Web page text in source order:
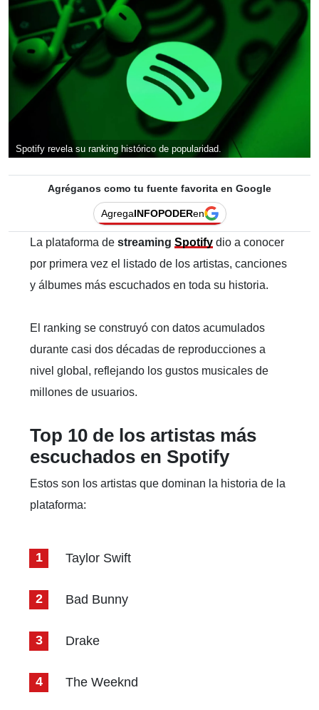
Spotify revela su ranking histórico de popularidad.
Agréganos como tu fuente favorita en Google
AgregaINFOPODERen
La plataforma de streaming Spotify dio a conocer
por primera vez el listado de los artistas, canciones
y álbumes más escuchados en toda su historia.
El ranking se construyó con datos acumulados
durante casi dos décadas de reproducciones a
nivel global, reflejando los gustos musicales de
millones de usuarios.
Top 10 de los artistas más
escuchados en Spotify
Estos son los artistas que dominan la historia de la
plataforma:
Taylor Swift
Bad Bunny
Drake
The Weeknd